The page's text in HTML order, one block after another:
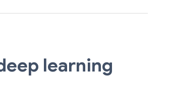
learning